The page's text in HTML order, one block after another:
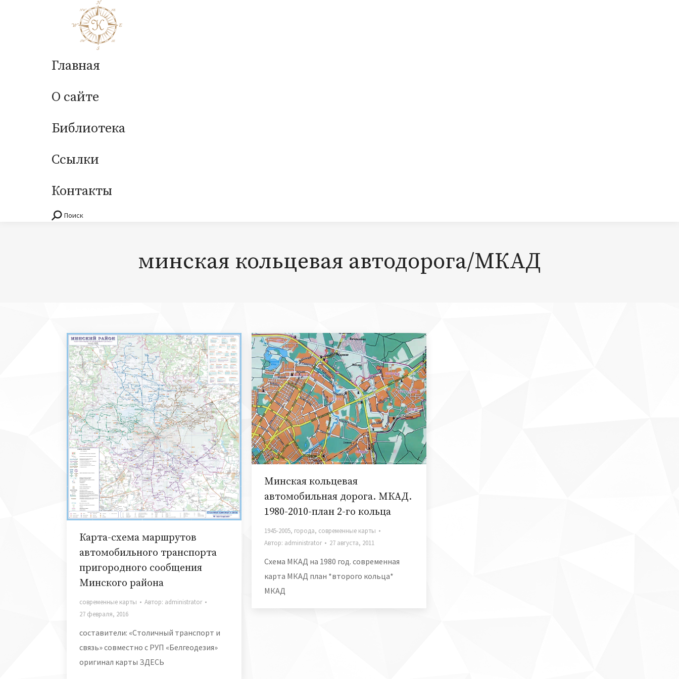
Главная
О сайте
Библиотека
Ссылки
Контакты
Поиск:Поиск
минская кольцевая автодорога/МКАД
Карта-схема маршрутов
автомобильного транспорта
пригородного сообщения
Минского района
современные карты Автор: administrator
27 февраля, 2016
составители: «Столичный транспорт и
связь» совместно с РУП «Белгеодезия»
оригинал карты ЗДЕСЬ
Минская кольцевая
автомобильная дорога. МКАД.
1980-2010-план 2-го кольца
1945-2005, города, современные карты
Автор: administrator 27 августа, 2011
Схема МКАД на 1980 год. современная
карта МКАД план *второго кольца*
МКАД